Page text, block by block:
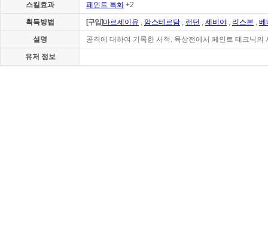
스킬효과 페인트 특화 +2
획득방법 [구입]마르세이유 , 암스테르담 , 런던 , 세비야 , 리스본 , 베
설명 공격에 대하여 기록한 서적. 육상전에서 페인트 테크닉의
유저 정보